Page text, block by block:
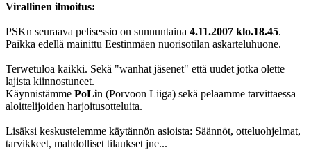
Virallinen ilmoitus:
PSKn seuraava pelisessio on sunnuntaina 4.11.2007 klo.18.45.
Paikka edellä mainittu Eestinmäen nuorisotilan askarteluhuone.
Terwetuloa kaikki. Sekä "wanhat jäsenet" että uudet jotka olette
lajista kiinnostuneet.
Käynnistämme PoLin (Porvoon Liiga) sekä pelaamme tarvittaessa
aloittelijoiden harjoitusotteluita.
Lisäksi keskustelemme käytännön asioista: Säännöt, otteluohjelmat,
tarvikkeet, mahdolliset tilaukset jne...